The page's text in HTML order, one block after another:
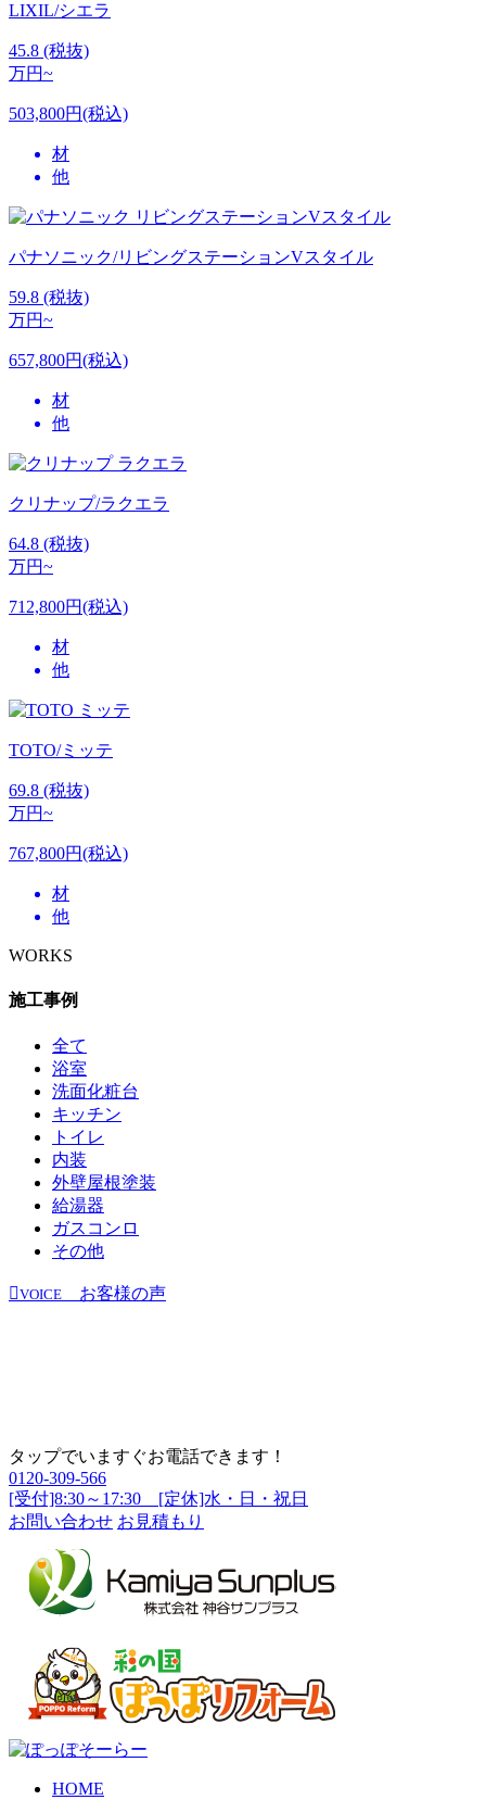
LIXIL/シエラ
45.8 (税抜)
万円~
503,800円(税込)
材
他
パナソニック/リビングステーションVスタイル
59.8 (税抜)
万円~
657,800円(税込)
材
他
クリナップ/ラクエラ
64.8 (税抜)
万円~
712,800円(税込)
材
他
TOTO/ミッテ
69.8 (税抜)
万円~
767,800円(税込)
材
他
WORKS
施工事例
全て
浴室
洗面化粧台
キッチン
トイレ
内装
外壁屋根塗装
給湯器
ガスコンロ
その他
VOICE お客様の声
タップでいますぐお電話できます！
0120-309-566
[受付]8:30～17:30 [定休]水・日・祝日
お問い合わせ お見積もり
HOME